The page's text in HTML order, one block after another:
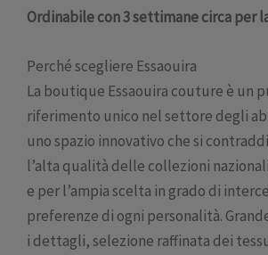
Ordinabile con 3 settimane circa per
Perché scegliere Essaouira
La boutique Essaouira couture è un
riferimento unico nel settore degli
uno spazio innovativo che si
l’alta qualità delle collezioni
e per l’ampia scelta in grado di
preferenze di ogni personalità.
i dettagli, selezione raffinata dei